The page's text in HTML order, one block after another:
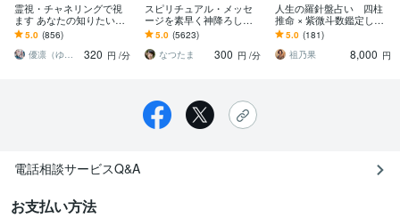
霊視・チャネリングで視
ます あなたの知りたい事
はなんですか?
5.0 (856)
優凛（ゆうりん）
320 円 /分
スピリチュアル・メッセ
ージを素早く神降ろしま
す 守護霊様や前世等にお
悩みを沢山質問して答え
を得たい方どうぞ！
5.0 (5623)
なつたま
300 円 /分
人生の羅針盤占い 四柱
推命 × 紫微斗数鑑定しま
す 完全版・四柱推命 × 紫
微斗数で人生を解き明か
しませんか？
5.0 (181)
祖乃果
8,000 円
電話相談サービスQ&A
お支払い方法